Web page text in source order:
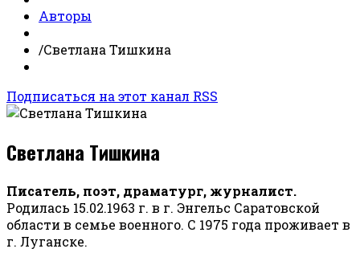
Авторы
/Светлана Тишкина
Подписаться на этот канал RSS
Светлана Тишкина
Писатель, поэт, драматург, журналист.
Родилась 15.02.1963 г. в г. Энгельс Саратовской
области в семье военного. С 1975 года проживает в
г. Луганске.